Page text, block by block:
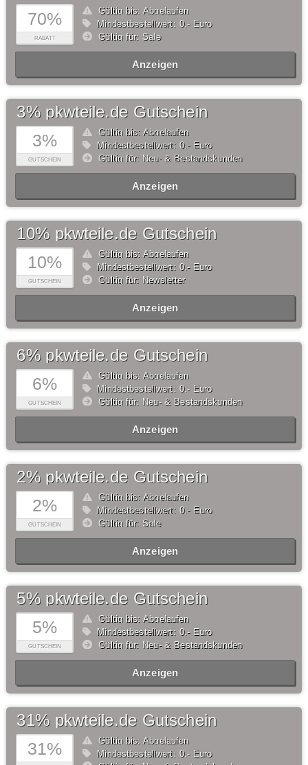
70%
RABATT
Gültig bis: Abgelaufen
Mindestbestellwert: 0,- Euro
Gültig für: Sale
Anzeigen
3%
GUTSCHEIN
3% pkwteile.de Gutschein
Gültig bis: Abgelaufen
Mindestbestellwert: 0,- Euro
Gültig für: Neu- & Bestandskunden
Anzeigen
10%
GUTSCHEIN
10% pkwteile.de Gutschein
Gültig bis: Abgelaufen
Mindestbestellwert: 0,- Euro
Gültig für: Newsletter
Anzeigen
6%
GUTSCHEIN
6% pkwteile.de Gutschein
Gültig bis: Abgelaufen
Mindestbestellwert: 0,- Euro
Gültig für: Neu- & Bestandskunden
Anzeigen
2%
GUTSCHEIN
2% pkwteile.de Gutschein
Gültig bis: Abgelaufen
Mindestbestellwert: 0,- Euro
Gültig für: Sale
Anzeigen
5%
GUTSCHEIN
5% pkwteile.de Gutschein
Gültig bis: Abgelaufen
Mindestbestellwert: 0,- Euro
Gültig für: Neu- & Bestandskunden
Anzeigen
31%
31% pkwteile.de Gutschein
Gültig bis: Abgelaufen
Mindestbestellwert: 0,- Euro